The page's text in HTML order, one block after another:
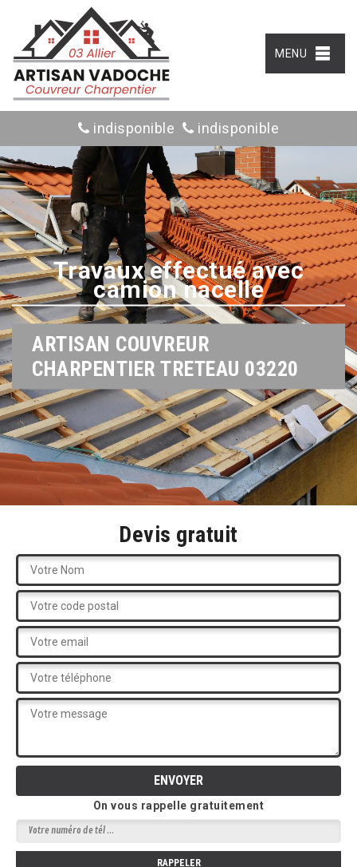
MENU
indisponible indisponible
Travaux effectué avec
camion nacelle
ARTISAN COUVREUR
CHARPENTIER TRETEAU 03220
Devis gratuit
On vous rappelle gratuitement